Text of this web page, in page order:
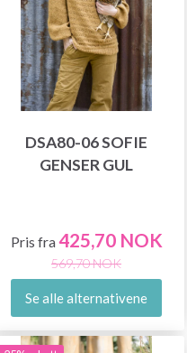
DSA80-06 SOFIE
GENSER GUL
Pris fra425,70 NOK
569,70 NOK
Se alle alternativene